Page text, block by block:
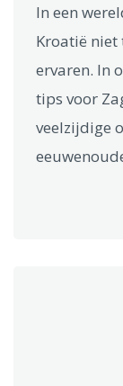
In een
Kroatië niet
ervaren. In
tips voor
veelzijdige